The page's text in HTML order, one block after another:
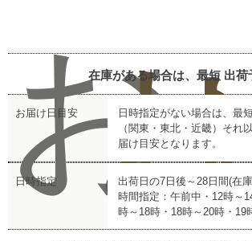
お
在庫がある場合は、最短 出荷
お届け日目安
日時指定がない場合は、最
（関東・東北・近畿）それ
届け目安となります。
日時指定
出荷日の7日後～28日間(在
時間指定：午前中・12時～
時～18時・18時～20時・19